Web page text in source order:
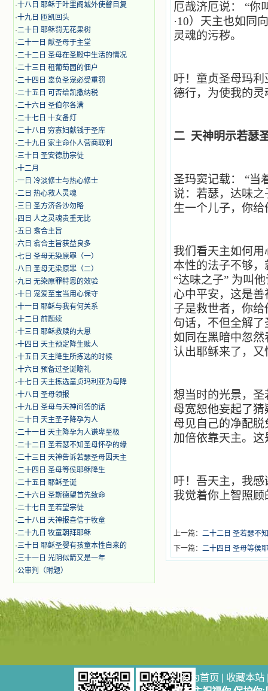
·十八日 耶稣于叶里阁城外使瞽目复
·十九日 匝凯回头
·二十日 耶稣罚无花果树
·二十一日 献圣母于主堂
·二十二日 圣母在圣殿中生活的情况
·二十三日 租葡萄园的佃户
·二十四日 辜负圣宠必受重罚
·二十五日 可否给凯撒纳税
·二十六日 圣伯尔各满
·二十七日 十女备灯
·二十八日 穷寡妇献钱于圣库
·二十九日 家主命仆人营商取利
·三十日 圣安德肋宗徒
·十二月
·​一日 冷淡修士与热心修士
·二日 热心救人灵魂
·三日 圣方济各沙勿略
· 四日 人之灵魂贵重无比
·五日 翕合主旨
·六日 翕合主旨获益良多
·七日 圣母无染原罪（一）
·八日 圣母无染原罪（二）
·九日 无染原罪特恩的效验
·十日 宠爱至宝当用心保守
·十一日 耶稣与我有何关系
·十二日 前题续
·十三日 耶稣救赎的大恩
·十四日 天主预定降生赎人
·十五日 天主降生所拣选的时候
·十六日 预备过圣诞瞻礼
·十七日 天主拣选童贞玛利亚为母降
·十八日 圣母领报
·十九日 圣母与天神问答的话
·二十日 天主圣子降孕为人
·二十一日 天主降孕为人谦卑至极
·二十二日 圣若瑟不知圣母怀孕的缘
·二十三日 天神告诉若瑟圣母因天主
·二十四日 圣母等侯耶稣降生
·二十五日 耶稣圣诞
·二十六日 圣斯德望首先致命
·二十七日 圣若望宗徒
·二十八日 天神报喜信于牧童
·二十九日 牧童朝拜耶稣
·三十日 耶稣圣婴有孩童本性自来的
·三十一日 光阴似箭又是一年
·公审判（附题）
厄哉济厄说： “你
·10）天主也如同
灵魂的污秽。
吁！童贞圣母玛
德行，为使我的
二 天神明示若瑟
圣玛窦记载： “当
说：若瑟，达味
生一个儿子，你给
我们看天主如何
本性的法子不够
“达味之子” 为叫
心中平安，这是
子是救世者，你
句话，不但全解
如同在黑暗中忽
认出耶稣来了，
想当时的光景，
母宽恕他妄起了
母见自己的净配
加倍依靠天主。
吁！吾天主，我
我觉着你上智照
上一篇： 二十二日 圣若瑟不
下一篇： 二十四日 圣母等侯
设为首页 | 收藏本站